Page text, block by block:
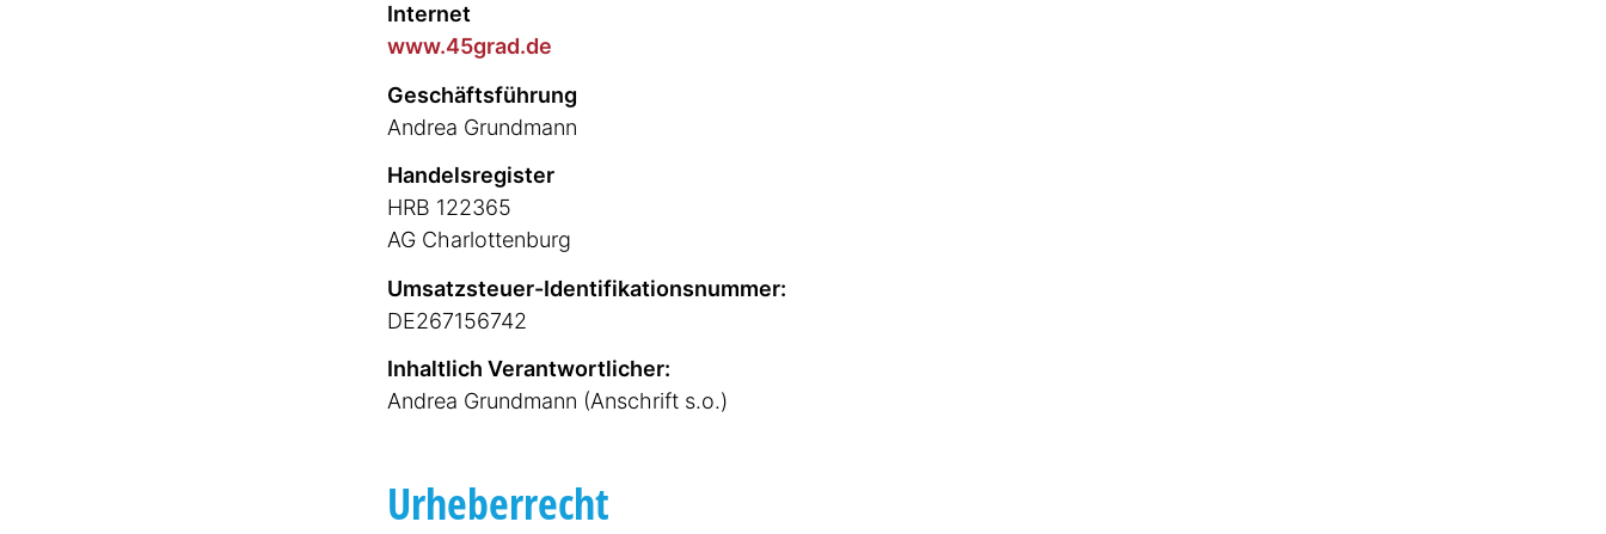
Internet
www.45grad.de
Geschäfts­führung
Andrea Grundmann
Handels­re­gister
HRB 122365
AG Charlot­tenburg
Umsatz­steuer-Identi­fi­ka­ti­ons­nummer:
DE267156742
Inhaltlich Verant­wort­licher:
Andrea Grundmann (Anschrift s.o.)
Urheber­recht